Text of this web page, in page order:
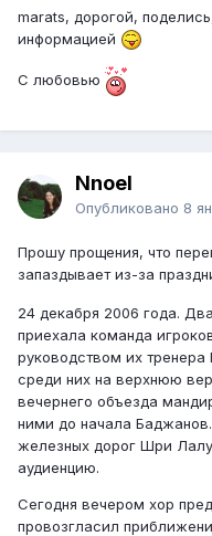
marats, дорогой,
информацией
С любовью
Nnoel
Опубликовано 8
Прошу прощения, что
запаздывает из-за
24 декабря 2006 года.
приехала команда
руководством их
среди них на верхнюю
вечернего объезда
ними до начала
железных дорог Шри
аудиенцию.
Сегодня вечером хор
провозгласил